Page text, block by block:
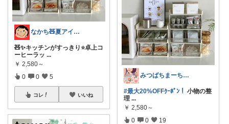
なかち🧸夏アイテム＆便利グッズ✨
🧸✨キッチンがすっきり⭐️卓上コ
ーヒーラッ ...
￥ 2,580～
0 0 5
コレ いいね
みつばちまーちᵀᴴᴬᴺᴷ ᵞᴼᵁ ◡̈*
#最大20%OFFｸｰﾎﾟﾝ！ 小物の整
理 ...
￥ 2,580～
0 0 19